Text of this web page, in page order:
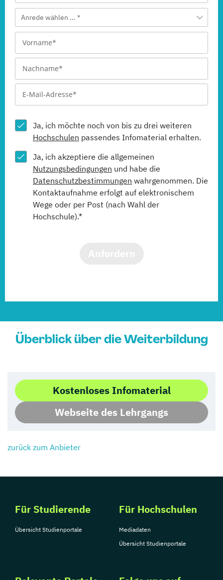
Anrede wählen ... *
Ja, ich möchte noch von bis zu drei weiteren
Hochschulen passendes Infomaterial erhalten.
Ja, ich akzeptiere die allgemeinen
Nutzungsbedingungen und habe die
Datenschutzbestimmungen wahrgenommen. Die
Kontaktaufnahme erfolgt auf elektronischem
Wege oder per Post (nach Wahl der
Hochschule).*
Überblick über die Weiterbildung
Kostenloses Infomaterial
Webseite des Lehrgangs
zurück zum Anbieter
Für Studierende
Übersicht Studienportale
Für Hochschulen
Mediadaten
Übersicht Studienportale